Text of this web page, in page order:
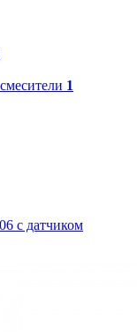
1
с датчиком